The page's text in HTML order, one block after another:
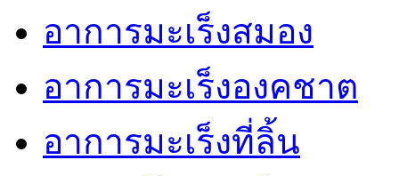
อาการมะเร็งสมอง
อาการมะเร็งองคชาต
อาการมะเร็งที่ลิ้น